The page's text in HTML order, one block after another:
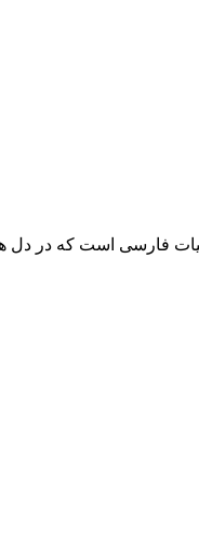
فارسی است که در دل هر